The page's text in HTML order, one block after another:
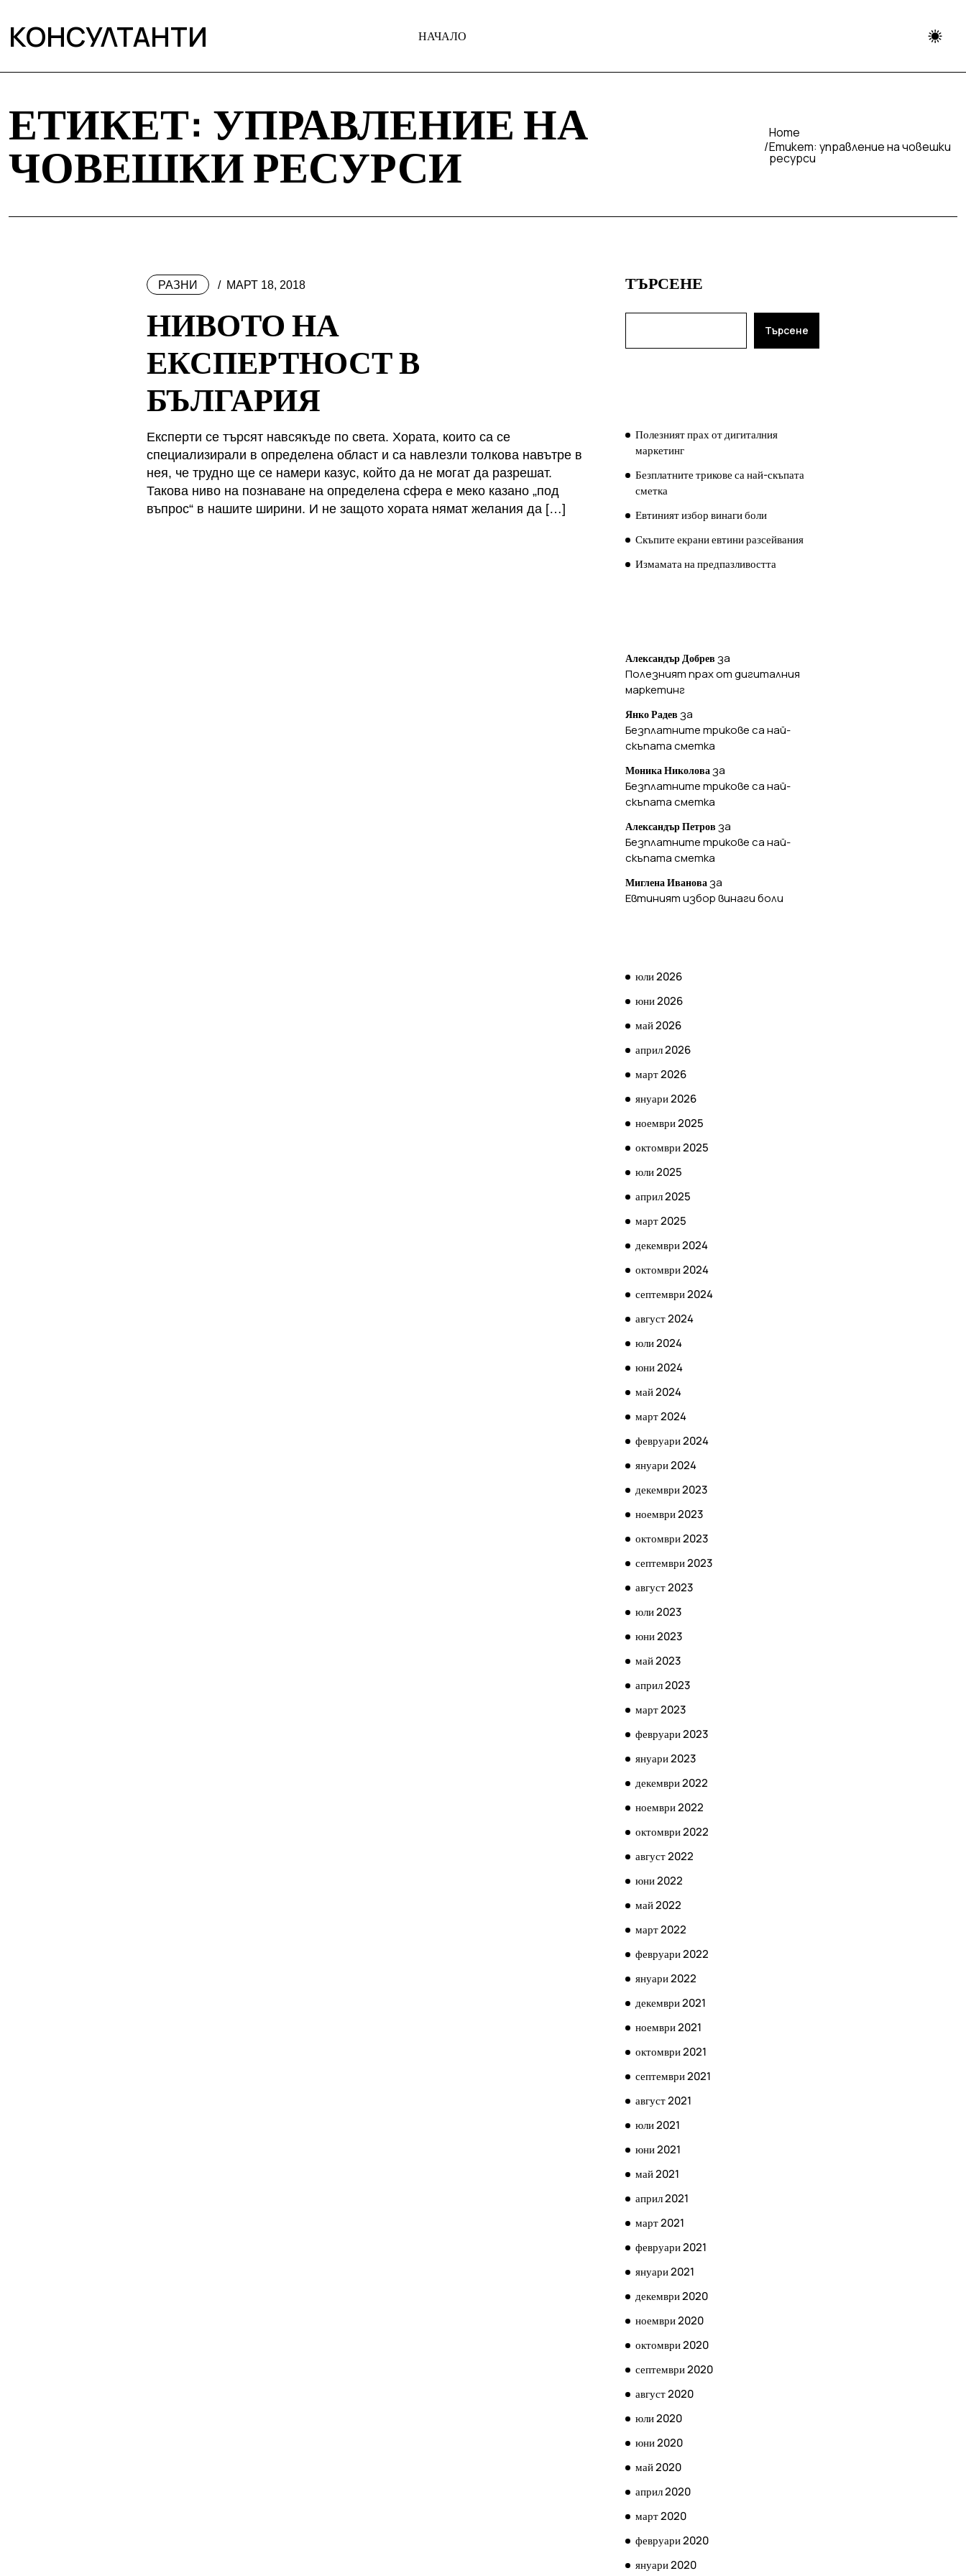
КОНСУЛТАНТИ НАЧАЛО
ЕТИКЕТ: УПРАВЛЕНИЕ НА
ЧОВЕШКИ РЕСУРСИ
Home
Етикет:управление на човешки
ресурси
РАЗНИ МАРТ 18, 2018
НИВОТО НА
ЕКСПЕРТНОСТ В
БЪЛГАРИЯ
Експерти се търсят навсякъде по света. Хората, които са се
специализирали в определена област и са навлезли толкова навътре в
нея, че трудно ще се намери казус, който да не могат да разрешат.
Такова ниво на познаване на определена сфера е меко казано „под
въпрос“ в нашите ширини. И не защото хората нямат желания да […]
ТЪРСЕНЕ
Търсене
Полезният прах от дигиталния
маркетинг
Безплатните трикове са най-скъпата
сметка
Евтиният избор винаги боли
Скъпите екрани евтини разсейвания
Измамата на предпазливостта
Александър Добрев за
Полезният прах от дигиталния
маркетинг
Янко Радев за
Безплатните трикове са най-
скъпата сметка
Моника Николоваза
Безплатните трикове са най-
скъпата сметка
Александър Петров за
Безплатните трикове са най-
скъпата сметка
Миглена Ивановаза
Евтиният избор винаги боли
юли 2026
юни 2026
май 2026
април 2026
март 2026
януари 2026
ноември 2025
октомври 2025
юли 2025
април 2025
март 2025
декември 2024
октомври 2024
септември 2024
август 2024
юли 2024
юни 2024
май 2024
март 2024
февруари 2024
януари 2024
декември 2023
ноември 2023
октомври 2023
септември 2023
август 2023
юли 2023
юни 2023
май 2023
април 2023
март 2023
февруари 2023
януари 2023
декември 2022
ноември 2022
октомври 2022
август 2022
юни 2022
май 2022
март 2022
февруари 2022
януари 2022
декември 2021
ноември 2021
октомври 2021
септември 2021
август 2021
юли 2021
юни 2021
май 2021
април 2021
март 2021
февруари 2021
януари 2021
декември 2020
ноември 2020
октомври 2020
септември 2020
август 2020
юли 2020
юни 2020
май 2020
април 2020
март 2020
февруари 2020
януари 2020